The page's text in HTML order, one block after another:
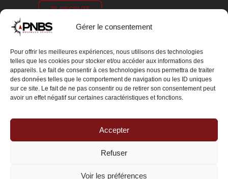
Gérer le consentement
Pour offrir les meilleures expériences, nous utilisons des technologies
telles que les cookies pour stocker et/ou accéder aux informations des
appareils. Le fait de consentir à ces technologies nous permettra de traiter
des données telles que le comportement de navigation ou les ID uniques
sur ce site. Le fait de ne pas consentir ou de retirer son consentement peut
avoir un effet négatif sur certaines caractéristiques et fonctions.
Accepter
Refuser
Voir les préférences
JE RECRUTE
CANDIDATURE
S'ABONNER